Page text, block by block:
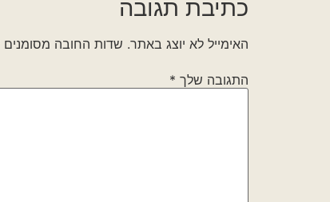
כתיבת תגובה
האימייל לא יוצג באתר. שדות החובה מסומנים
התגובה שלך *